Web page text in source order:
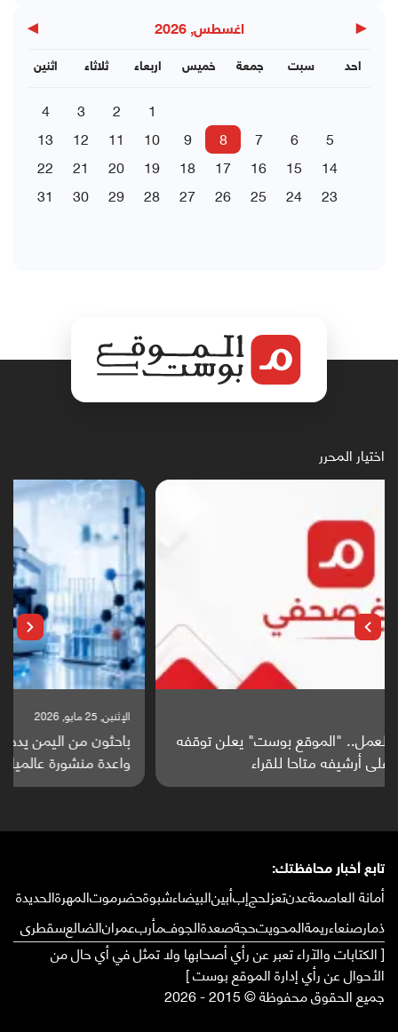
◀ اغسطس, 2026 ▶
اثنين ثلاثاء اربعاء خميس جمعة سبت احد
1
2
3
4
5
6
7
8
9
10
11
12
13
14
15
16
17
18
19
20
21
22
23
24
25
26
27
28
29
30
31
اختيار المحرر
باحثون من اليمن يدخلون سباق أبحاث ألزهايمر بدراسة
واعدة منشورة عالميا (ترجمة)
تابع أخبار محافظتك:
أمانة العاصمةعدنتعزلحجإبأبينالبيضاءشبوةحضرموتالمهرةالحديدة
ذمارصنعاءريمةالمحويتحجةصعدةالجوفمأربعمرانالضالعسقطرى
[ الكتابات والآراء تعبر عن رأي أصحابها ولا تمثل في أي حال من
الأحوال عن رأي إدارة الموقع بوست ]
جميع الحقوق محفوظة © 2015 - 2026